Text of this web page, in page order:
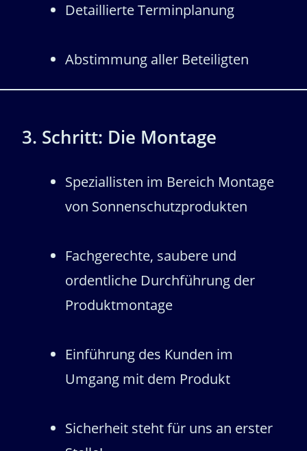
DetaillierteTerminplanung
Abstimmung aller Beteiligten
3. Schritt: Die Montage
Speziallisten im Bereich Montage
von Sonnenschutzprodukten
Fachgerechte, saubere und
ordentliche Durchführung der
Produktmontage
Einführung des Kunden im
Umgang mit dem Produkt
Sicherheit steht für uns an erster